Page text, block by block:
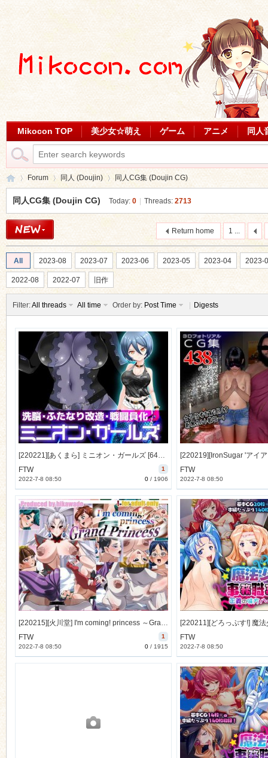
Mikocon TOP 美少女☆萌え ゲーム アニメ 同人
»
Forum 同人 (Doujin) 同人CG集 (Doujin CG)
同人CG集 (Doujin CG) Today: 0 Threads: 2713
1 ...
Return home
All 2023-08 2023-07 2023-06 2023-05 2023-04 2023-
2022-08 2022-07 旧作
Filter:All threads All time Order by: Post Time Digests
[220221][あくまら] ミニオン・ガールズ [645M] [RJ371108]
1
FTW
0/ 1906
2022-7-8 08:50
FTW
2022-7-8 08:50
[220215][火川堂] I'm coming! princess ～Grand Princess [121M] [RJ375950]
1
FTW
0/ 1915
2022-7-8 08:50
FTW
2022-7-8 08:50